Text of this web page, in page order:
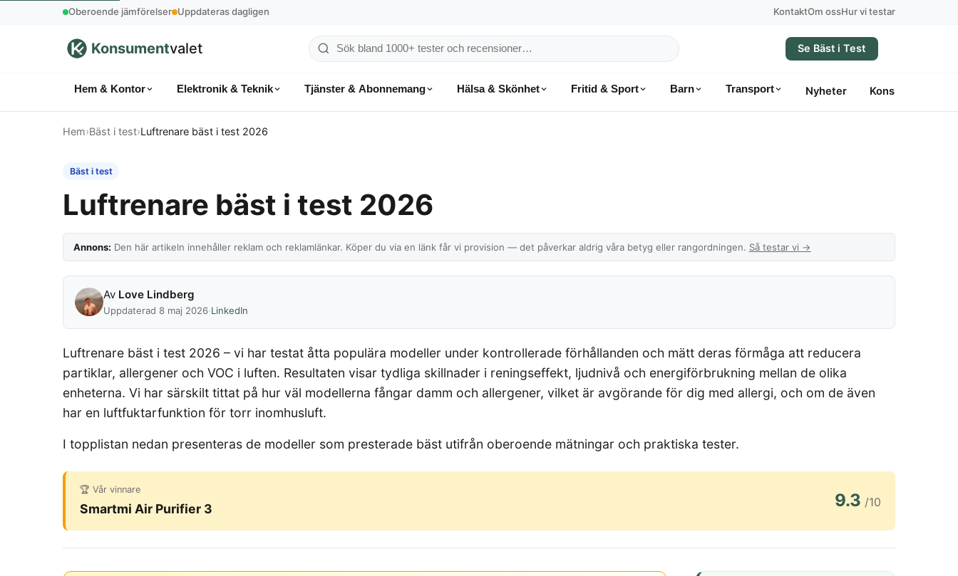
Oberoende jämförelser Uppdateras dagligen KontaktOm ossHur vi testar
Konsumentvalet
Sök
konsumentvalet
Se Bäst i Test
Hem & Kontor Elektronik & Teknik Tjänster & Abonnemang Hälsa & Skönhet Fritid & Sport Barn Transport Nyheter
Hem›Bäst i test›Luftrenare bäst i test 2026
Bäst i test
Luftrenare bäst i test 2026
Annons: Den här artikeln innehåller reklam och reklamlänkar. Köper du via en länk får vi provision — det påverkar aldrig våra betyg eller rangordningen. Så testar vi →
Av Love Lindberg
Uppdaterad 8 maj 2026·LinkedIn
Luftrenare bäst i test 2026 – vi har testat åtta populära modeller under kontrollerade förhållanden och mätt deras förmåga att reducera
partiklar, allergener och VOC i luften. Resultaten visar tydliga skillnader i reningseffekt, ljudnivå och energiförbrukning mellan de olika
enheterna. Vi har särskilt tittat på hur väl modellerna fångar damm och allergener, vilket är avgörande för dig med allergi, och om de även
har en luftfuktarfunktion för torr inomhusluft.
I topplistan nedan presenteras de modeller som presterade bäst utifrån oberoende mätningar och praktiska tester.
🏆 Vår vinnare
Smartmi Air Purifier 3 9.3 /10